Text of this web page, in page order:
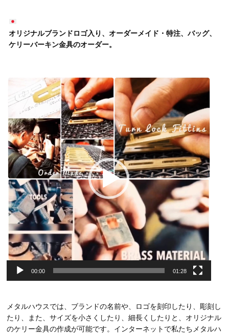
オリジナルブランドロゴ入り、オーダーメイド・特注、バッグ、
ケリーバーキン金具のオーダー。
プ
ー
ヤ
ー
00:00 01:28
メタルハウスでは、ブランドの名前や、ロゴを刻印したり、彫刻し
たり、また、サイズを小さくしたり、細長くしたりと、オリジナル
のケリー金具の作成が可能です。インターネットで私たちメタルハ